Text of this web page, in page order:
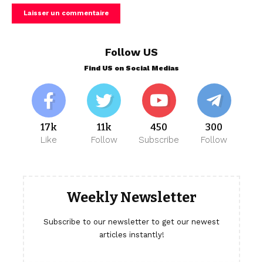
Follow US
Find US on Social Medias
17k
Like
11k
Follow
450
Subscribe
300
Follow
Weekly Newsletter
Subscribe to our newsletter to get our newest
articles instantly!